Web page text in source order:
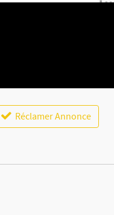
Réclamer Annonce